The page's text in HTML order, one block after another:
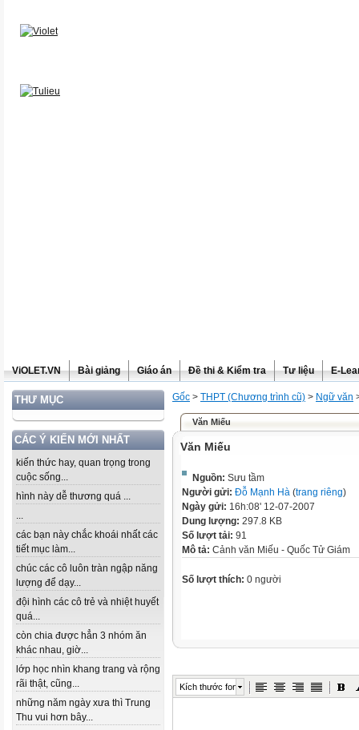
ViOLET.VN Bài giảng Giáo án Đề thi & Kiểm tra Tư liệu E-
THƯ MỤC
CÁC Ý KIẾN MỚI NHẤT
kiến thức hay, quan trọng trong
cuộc sống...
hình này dễ thương quá ...
...
các bạn này chắc khoái nhất các
tiết mục làm...
chúc các cô luôn tràn ngập năng
lượng để dạy...
đội hình các cô trẻ và nhiệt huyết
quá...
còn chia được hẳn 3 nhóm ăn
khác nhau, giờ...
lớp học nhìn khang trang và rộng
rãi thật, cũng...
những năm ngày xưa thì Trung
Thu vui hơn bây...
Gốc > THPT (Chương trình cũ) > Ngữ văn
Văn Miếu
Văn Miếu
Nguồn: Sưu tầm
Người gửi: Đỗ Mạnh Hà (trang riêng)
Ngày gửi: 16h:08' 12-07-2007
Dung lượng: 297.8 KB
Số lượt tải: 91
Mô tả: Cảnh văn Miếu - Quốc Tử Giám
Số lượt thích: 0 người
Kích thước font